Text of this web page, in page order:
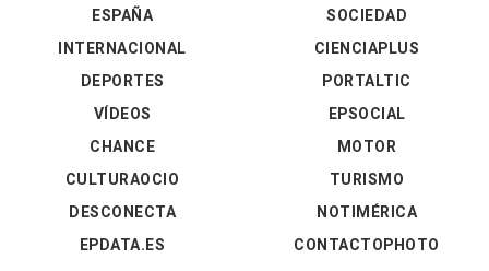
ESPAÑA
INTERNACIONAL
DEPORTES
VÍDEOS
SOCIEDAD
CIENCIAPLUS
PORTALTIC
EPSOCIAL
CHANCE
CULTURAOCIO
DESCONECTA
EPDATA.ES
MOTOR
TURISMO
NOTIMÉRICA
CONTACTOPHOTO